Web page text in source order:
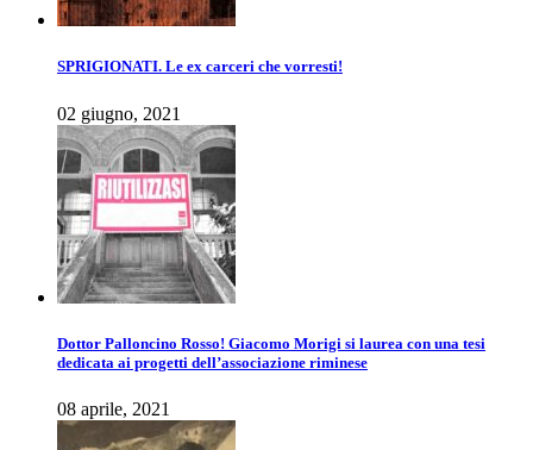
SPRIGIONATI. Le ex carceri che vorresti!
02 giugno, 2021
Dottor Palloncino Rosso! Giacomo Morigi si laurea con una tesi
dedicata ai progetti dell’associazione riminese
08 aprile, 2021